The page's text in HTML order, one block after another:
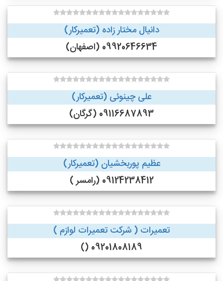
دانیال مختار زاده (تعمیرکار)
09920646634 (اصفهان)
علی چینوئی (تعمیرکار)
09116687893 (گرگان)
عظیم پوربخشیان (تعمیرکار)
09124238412 (رامسر )
تعمیرات ( شرکت تعمیرات لوازم )
09201808189 ()